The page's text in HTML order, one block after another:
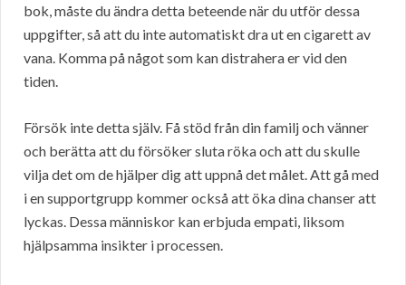
bok, måste du ändra detta beteende när du utför dessa
uppgifter, så att du inte automatiskt dra ut en cigarett av
vana. Komma på något som kan distrahera er vid den
tiden.
Försök inte detta själv. Få stöd från din familj och vänner
och berätta att du försöker sluta röka och att du skulle
vilja det om de hjälper dig att uppnå det målet. Att gå med
i en supportgrupp kommer också att öka dina chanser att
lyckas. Dessa människor kan erbjuda empati, liksom
hjälpsamma insikter i processen.